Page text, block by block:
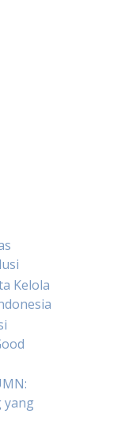
Kelola
yang